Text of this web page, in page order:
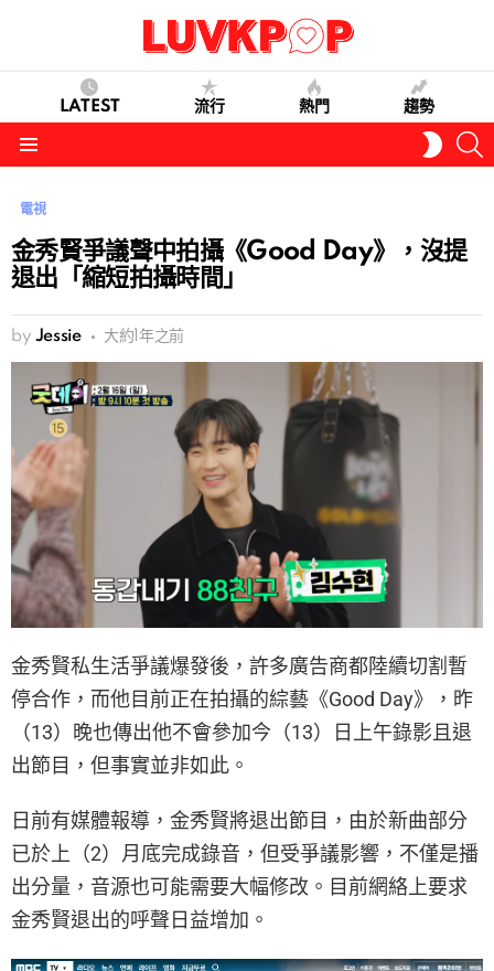
LATEST 流行 熱門 趨勢
SKIN
電視
金秀賢爭議聲中拍攝《Good Day》，沒提
退出「縮短拍攝時間」
by Jessie 大約1年之前
金秀賢私生活爭議爆發後，許多廣告商都陸續切割暫
停合作，而他目前正在拍攝的綜藝《Good Day》，昨
（13）晚也傳出他不會參加今（13）日上午錄影且退
出節目，但事實並非如此。
日前有媒體報導，金秀賢將退出節目，由於新曲部分
已於上（2）月底完成錄音，但受爭議影響，不僅是播
出分量，音源也可能需要大幅修改。目前網絡上要求
金秀賢退出的呼聲日益增加。